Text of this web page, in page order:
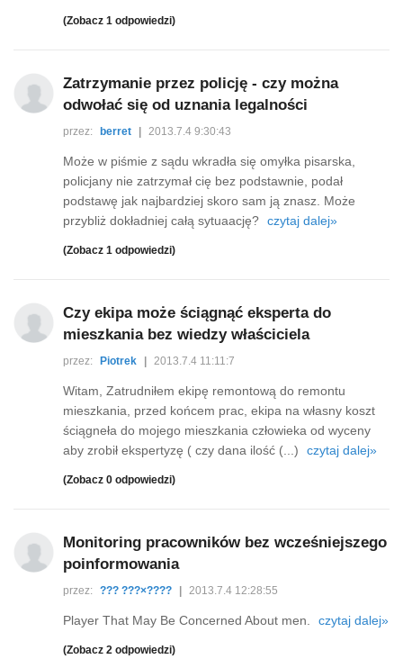
(Zobacz 1 odpowiedzi)
Zatrzymanie przez policję - czy można
odwołać się od uznania legalności
przez: berret 2013.7.4 9:30:43
Może w piśmie z sądu wkradła się omyłka pisarska,
policjany nie zatrzymał cię bez podstawnie, podał
podstawę jak najbardziej skoro sam ją znasz. Może
przybliż dokładniej całą sytuaację? czytaj dalej»
(Zobacz 1 odpowiedzi)
Czy ekipa może ściągnąć eksperta do
mieszkania bez wiedzy właściciela
przez: Piotrek 2013.7.4 11:11:7
Witam, Zatrudniłem ekipę remontową do remontu
mieszkania, przed końcem prac, ekipa na własny koszt
ściągneła do mojego mieszkania człowieka od wyceny
aby zrobił ekspertyzę ( czy dana ilość (...)
czytaj dalej»
(Zobacz 0 odpowiedzi)
Monitoring pracowników bez wcześniejszego
poinformowania
przez: ??? ???×???? 2013.7.4 12:28:55
Player That May Be Concerned About men. czytaj dalej»
(Zobacz 2 odpowiedzi)